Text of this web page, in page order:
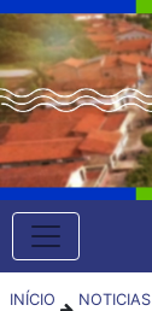
INÍCIO NOTICIAS